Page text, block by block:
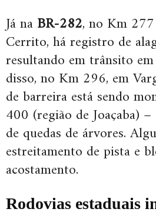
Já naBR-282, no Km 277
Cerrito, há registro de
resultando em trânsito
disso, no Km 296, em
de barreira está sendo
400 (região de Joaçaba)
de quedas de árvores.
estreitamento de pista e
acostamento.
Rodovias estaduais